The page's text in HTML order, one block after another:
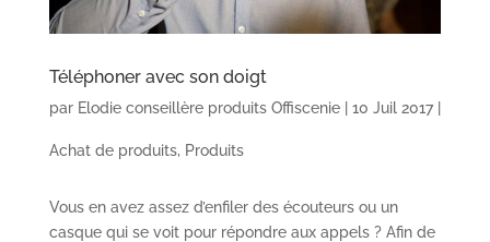
Téléphoner avec son doigt
par Elodie conseillère produits Offiscenie| 10 Juil 2017|
Achat de produits, Produits
Vous en avez assez d’enfiler des écouteurs ou un
casque qui se voit pour répondre aux appels ? Afin de